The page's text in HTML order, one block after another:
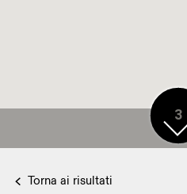
3
Torna ai risultati